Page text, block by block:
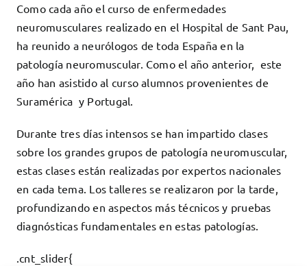
Cómo colaborar
Contacto
Como cada año el curso de enfermedades
neuromusculares realizado en el Hospital de Sant Pau,
ha reunido a neurólogos de toda España en la
patología neuromuscular. Como el año anterior, este
año han asistido al curso alumnos provenientes de
Suramérica y Portugal.
Durante tres días intensos se han impartido clases
sobre los grandes grupos de patología neuromuscular,
estas clases están realizadas por expertos nacionales
en cada tema. Los talleres se realizaron por la tarde,
profundizando en aspectos más técnicos y pruebas
diagnósticas fundamentales en estas patologías.
.cnt_slider{